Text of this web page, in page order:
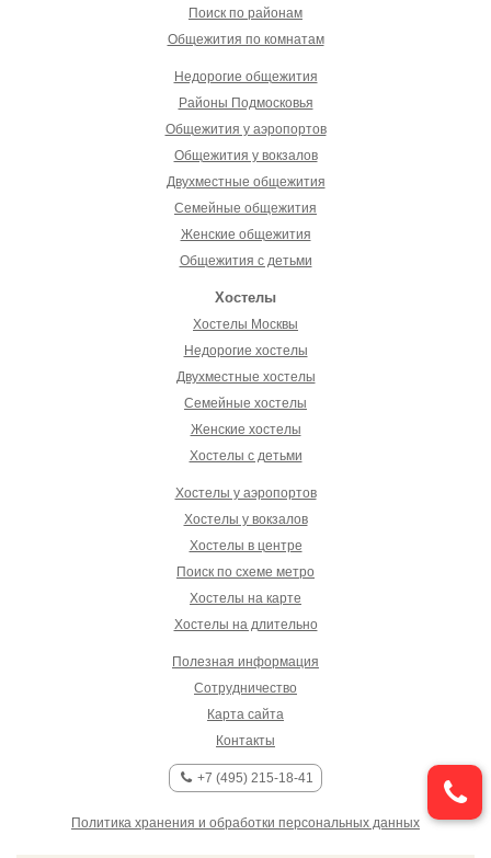
Поиск по районам
Общежития по комнатам
Недорогие общежития
Районы Подмосковья
Общежития у аэропортов
Общежития у вокзалов
Двухместные общежития
Семейные общежития
Женские общежития
Общежития с детьми
Хостелы
Хостелы Москвы
Недорогие хостелы
Двухместные хостелы
Семейные хостелы
Женские хостелы
Хостелы с детьми
Хостелы у аэропортов
Хостелы у вокзалов
Хостелы в центре
Поиск по схеме метро
Хостелы на карте
Хостелы на длительно
Полезная информация
Сотрудничество
Карта сайта
Контакты
+7 (495) 215-18-41
Политика хранения и обработки персональных данных